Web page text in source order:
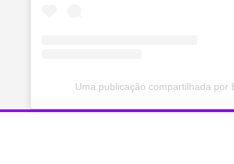
Uma publicação compartilhada por